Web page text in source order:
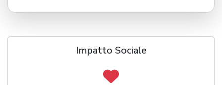
Impatto Sociale